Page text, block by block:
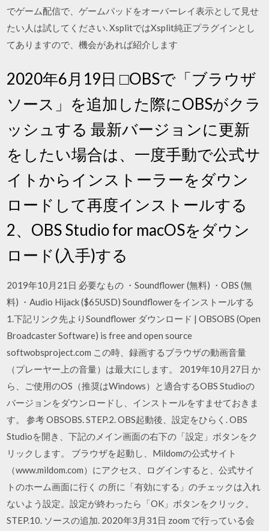
でゲーム配信で、ゲームパッドをオーバーレイ表示として見せ
たい人は試してください. XsplitではXsplit純正プラグインとし
てありますので、機会があれば紹介します
2020年6月19日 □OBSで「ブラウザ
ソース」を追加した際にOBSがクラ
ッシュする 最新バージョンに更新
をしたい場合は、一度手動で公式サ
イトからインストーラーをダウン
ロードして再度インストールする
2、OBS Studio for macOSをダウン
ロード(入手)する
2019年10月21日 必要なもの ・Soundflower (無料) ・OBS (無
料) ・Audio Hijack ($65USD) Soundflowerをインストールする
1.下記リンク先よりSoundflower ダウンロード | OBSOBS (Open
Broadcaster Software) is free and open source
softwobsproject.com この時、録画するブラウザの動画音量
（プレーヤー上の音量）は最大にします。 2019年10月27日 か
ら、ご使用のOS（推奨はWindows）と適合するOBS Studioの
バージョンをダウンロードし、インストールをすませておきま
す。 参考 OBSOBS. STEP.2. OBS起動後、設定をひらく. OBS
Studioを開き、下記のメイン画面の右下の「設定」ボタンをク
リックします。 ブラウザを起動し、Mildomの公式サイト
（www.mildom.com）にアクセス、ログインすると、公式サイ
トのホーム画面に行く の所に「有効にする」のチェックは入れ
ないよう設定。設定が終わったら「OK」ボタンをクリック。
STEP.10. ソースの追加. 2020年3月31日 zoom で行っている会